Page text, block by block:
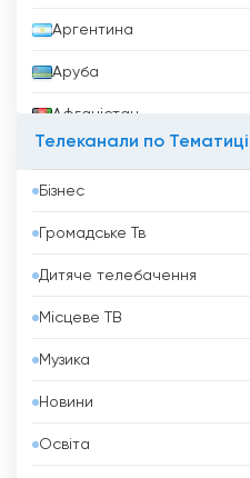
Аргентина
Аруба
Афганістан
Барбадос
Бахрейн
Беліз
Бельгія
Бенін
Білорусь
Болгарія
Телеканали по Тематиці
Бізнес
Громадське Тв
Дитяче телебачення
Місцеве ТВ
Музика
Новини
Освіта